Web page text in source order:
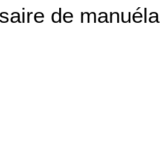
de manuéla